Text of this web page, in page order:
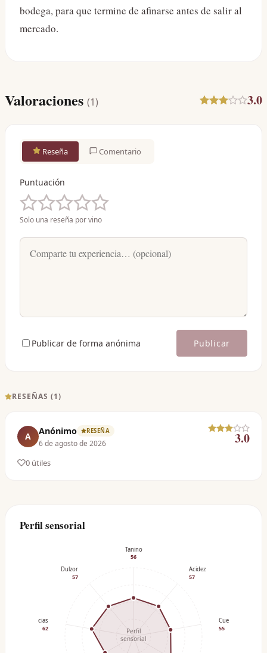
bodega, para que termine de afinarse antes de salir al
mercado.
Valoraciones (1) 3.0
Reseña Comentario
Puntuación
Solo una reseña por vino
Publicar de forma anónima Publicar
RESEÑAS (1)
A Anónimo RESEÑA
6 de agosto de 2026 3.0
0 útiles
Perfil sensorial
Tanino
56
Acidez
57
Cuerpo
55
Especias
62
Dulzor
57
Perfil
sensorial